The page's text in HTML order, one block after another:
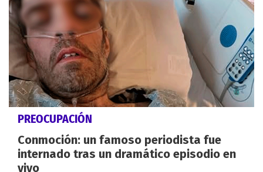
PREOCUPACIÓN
Conmoción: un famoso periodista fue
internado tras un dramático episodio en
vivo